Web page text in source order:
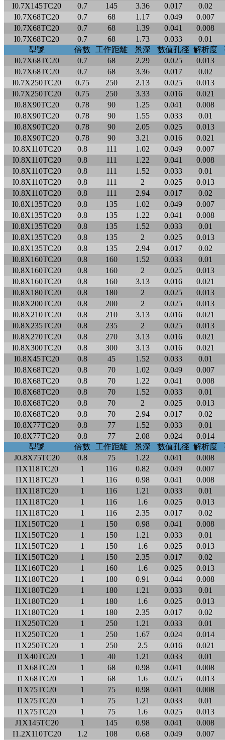
I0.7X145TC20
0.7 145 3.36 0.017
0.02
I0.7X68TC20
0.7 68 1.17 0.049
0.007
I0.7X68TC20
0.7 68 1.39 0.041
0.008
I0.7X68TC20
0.7 68 1.73 0.033
0.01
型號
倍數 工作距離 景深 數值孔徑 解析度
I0.7X68TC20
0.7 68 2.29 0.025
0.013
I0.7X68TC20
0.7 68 3.36 0.017
0.02
I0.7X250TC20
0.75 250 2.13 0.025
0.013
I0.7X250TC20
0.75 250 3.33 0.016
0.021
I0.8X90TC20
0.78 90 1.25 0.041
0.008
I0.8X90TC20
0.78 90 1.55 0.033
0.01
I0.8X90TC20
0.78 90 2.05 0.025
0.013
I0.8X90TC20
0.78 90 3.21 0.016
0.021
I0.8X110TC20
0.8 111 1.02 0.049
0.007
I0.8X110TC20
0.8 111 1.22 0.041
0.008
I0.8X110TC20
0.8 111 1.52 0.033
0.01
I0.8X110TC20
0.8 111 2 0.025
0.013
I0.8X110TC20
0.8 111 2.94 0.017
0.02
I0.8X135TC20
0.8 135 1.02 0.049
0.007
I0.8X135TC20
0.8 135 1.22 0.041
0.008
I0.8X135TC20
0.8 135 1.52 0.033
0.01
I0.8X135TC20
0.8 135 2 0.025
0.013
I0.8X135TC20
0.8 135 2.94 0.017
0.02
I0.8X160TC20
0.8 160 1.52 0.033
0.01
I0.8X160TC20
0.8 160 2 0.025
0.013
I0.8X160TC20
0.8 160 3.13 0.016
0.021
I0.8X180TC20
0.8 180 2 0.025
0.013
I0.8X200TC20
0.8 200 2 0.025
0.013
I0.8X210TC20
0.8 210 3.13 0.016
0.021
I0.8X235TC20
0.8 235 2 0.025
0.013
I0.8X270TC20
0.8 270 3.13 0.016
0.021
I0.8X300TC20
0.8 300 3.13 0.016
0.021
I0.8X45TC20
0.8 45 1.52 0.033
0.01
I0.8X68TC20
0.8 70 1.02 0.049
0.007
I0.8X68TC20
0.8 70 1.22 0.041
0.008
I0.8X68TC20
0.8 70 1.52 0.033
0.01
I0.8X68TC20
0.8 70 2 0.025
0.013
I0.8X68TC20
0.8 70 2.94 0.017
0.02
I0.8X77TC20
0.8 77 1.52 0.033
0.01
I0.8X77TC20
0.8 77 2.08 0.024
0.014
型號
倍數 工作距離 景深 數值孔徑 解析度
J0.8X75TC20
0.8 75 1.22 0.041
0.008
I1X118TC20
1 116 0.82 0.049
0.007
I1X118TC20
1 116 0.98 0.041
0.008
I1X118TC20
1 116 1.21 0.033
0.01
I1X118TC20
1 116 1.6 0.025
0.013
I1X118TC20
1 116 2.35 0.017
0.02
I1X150TC20
1 150 0.98 0.041
0.008
I1X150TC20
1 150 1.21 0.033
0.01
I1X150TC20
1 150 1.6 0.025
0.013
I1X150TC20
1 150 2.35 0.017
0.02
I1X160TC20
1 160 1.6 0.025
0.013
I1X180TC20
1 180 0.91 0.044
0.008
I1X180TC20
1 180 1.21 0.033
0.01
I1X180TC20
1 180 1.6 0.025
0.013
I1X180TC20
1 180 2.35 0.017
0.02
I1X250TC20
1 250 1.21 0.033
0.01
I1X250TC20
1 250 1.67 0.024
0.014
I1X250TC20
1 250 2.5 0.016
0.021
I1X40TC20
1 40 1.21 0.033
0.01
I1X68TC20
1 68 0.98 0.041
0.008
I1X68TC20
1 68 1.6 0.025
0.013
I1X75TC20
1 75 0.98 0.041
0.008
I1X75TC20
1 75 1.21 0.033
0.01
I1X75TC20
1 75 1.6 0.025
0.013
J1X145TC20
1 145 0.98 0.041
0.008
I1.2X110TC20
1.2 108 0.68 0.049 0.007